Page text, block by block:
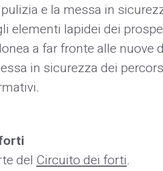
e la messa in
elementi lapidei dei
a far fronte alle nuove
in sicurezza dei
del Circuito dei forti.